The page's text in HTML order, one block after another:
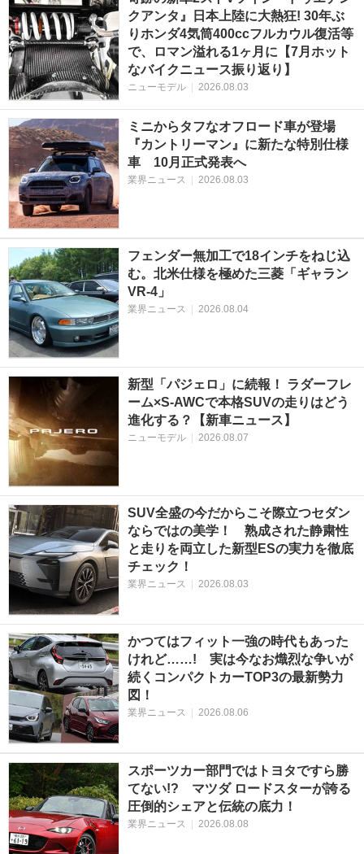
クアンタ』日本上陸に大熱狂! 30年ぶ
りホンダ4気筒400ccフルカウル復活等
で、ロマン溢れる1ヶ月に【7月ホット
なバイクニュース振り返り】
ニューモデル | 2026.08.03
ミニからタフなオフロード車が登場
『カントリーマン』に新たな特別仕様
車 10月正式発表へ
業界ニュース | 2026.08.03
フェンダー無加工で18インチをねじ込
む。北米仕様を極めた三菱「ギャラン
VR-4」
業界ニュース | 2026.08.04
新型「パジェロ」に続報！ ラダーフレ
ーム×S-AWCで本格SUVの走りはどう
進化する？【新車ニュース】
ニューモデル | 2026.08.07
SUV全盛の今だからこそ際立つセダン
ならではの美学！ 熟成された静粛性
と走りを両立した新型ESの実力を徹底
チェック！
業界ニュース | 2026.08.03
かつてはフィット一強の時代もあった
けれど……! 実は今なお熾烈な争いが
続くコンパクトカーTOP3の最新勢力
図！
業界ニュース | 2026.08.06
スポーツカー部門ではトヨタですら勝
てない!? マツダ ロードスターが誇る
圧倒的シェアと伝統の底力！
業界ニュース | 2026.08.08